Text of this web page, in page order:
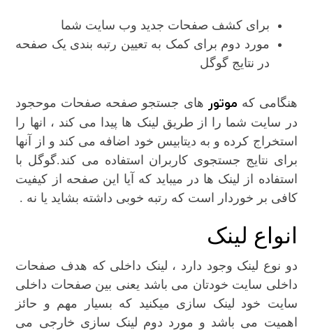
برای کشف صفحات جدید وب سایت شما
مورد دوم برای کمک به تعیین رتبه بندی یک صفحه
در نتایج گوگل
هنگامی که موتور های جستجو صفحه صفحات موحجود
در سایت شما را از طریق لینک ها پیدا می کند ، انها را
استخراج کرده و به دیتابیس خود اضافه می کند و از آنها
برای نتایج جستجوی کاربران استفاده می کند.گوگل با
استفاده از لینک ها در میباید که آیا این صفحه از کیفیت
کافی بر خوردار است که رتبه خوبی داشته بشاید یا نه .
انواع لینک
دو نوع لینک وجود دارد ، لینک داخلی که هدف صفحات
داخلی سایت خودتان می باشد یعنی بین صفحات داخلی
سایت خود لینک سازی میکنید که بسیار مهم و حائز
اهمیت می باشد و مورد دوم لینک سازی خارجی می